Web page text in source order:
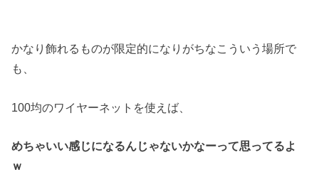
かなり飾れるものが限定的になりがちなこういう場所で
も、
100均のワイヤーネットを使えば、
めちゃいい感じになるんじゃないかなーって思ってるよ
ｗ